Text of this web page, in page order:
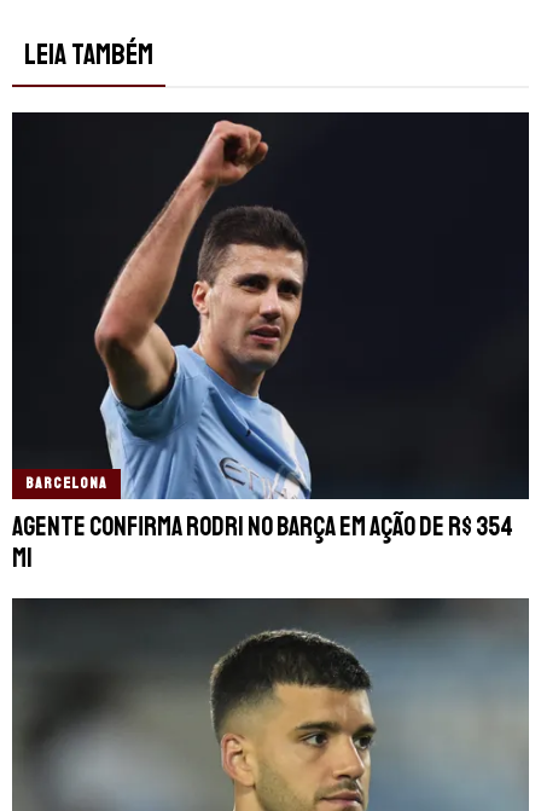
LEIA TAMBÉM
BARCELONA
Agente confirma Rodri no Barça em ação de R$ 354
mi